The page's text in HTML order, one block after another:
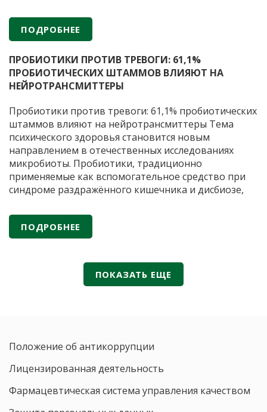
Герпетическая инфекция остается одной из самых
распространенных вирусных инфекций человека,
при этом стандартная антивирусная терапия
в
ПОДРОБНЕЕ
ПРОБИОТИКИ ПРОТИВ ТРЕВОГИ: 61,1%
ПРОБИОТИЧЕСКИХ ШТАММОВ ВЛИЯЮТ НА
НЕЙРОТРАНСМИТТЕРЫ
Пробиотики против тревоги: 61,1% пробиотических
штаммов влияют на нейротрансмиттеры Тема
психического здоровья становится новым
направлением в отечественных исследованиях
микробиоты. Пробиотики, традиционно
применяемые как вспомогательное средство при
синдроме раздражённого кишечника и дисбиозе,
модуляторы нейропсихических состояний. По
данным публикаций в российских научных журналах
(«Вестник Российской академии медицинских наук»,
гастроэнтерология»
против
влияют
нейротрансмиттеры
ПОДРОБНЕЕ
ПОКАЗАТЬ ЕЩЕ
Положение об антикоррупции
Лицензированная деятельность
Фармацевтическая система управления качеством